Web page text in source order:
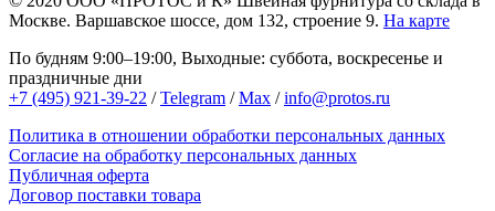
Москве. Варшавское шоссе, дом 132, строение 9. На карте
По будням 9:00–19:00, Выходные: суббота, воскресенье и
праздничные дни
+7 (495) 921-39-22 /Telegram /Max /info@protos.ru
Политика в отношении обработки персональных данных
Согласие на обработку персональных данных
Публичная оферта
Договор поставки товара